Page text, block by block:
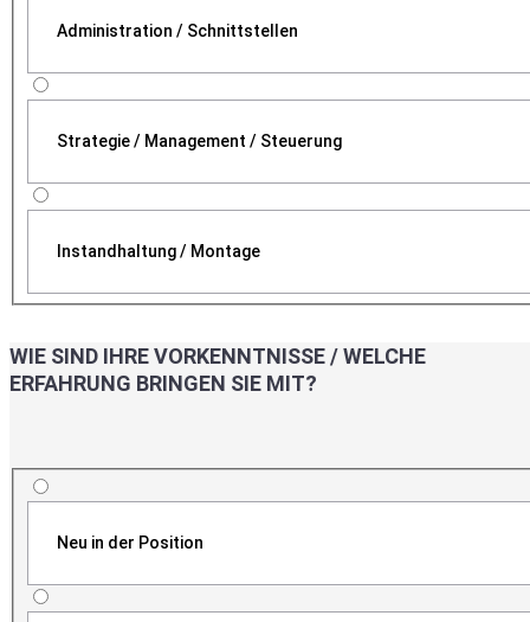
Administration / Schnittstellen
Strategie / Management / Steuerung
Instandhaltung / Montage
WIE SIND IHRE VORKENNTNISSE / WELCHE
ERFAHRUNG BRINGEN SIE MIT?
Neu in der Position